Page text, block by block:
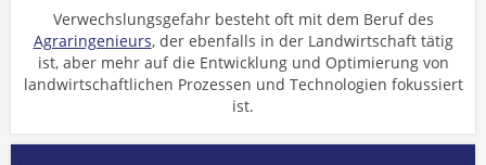
Verwechslungsgefahr besteht oft mit dem Beruf des
Agraringenieurs, der ebenfalls in der Landwirtschaft tätig
ist, aber mehr auf die Entwicklung und Optimierung von
landwirtschaftlichen Prozessen und Technologien fokussiert
ist.